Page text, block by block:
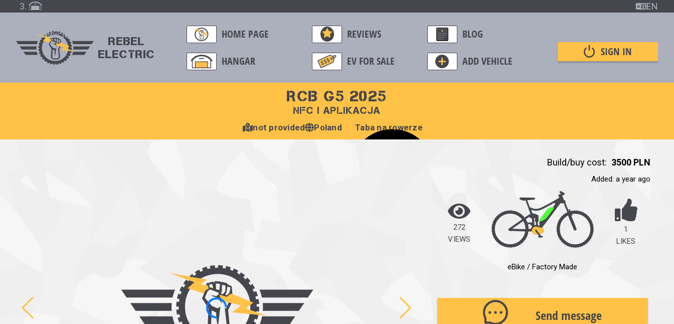
Vehicle
EN
REBEL
ELECTRIC
SIGN IN
HOME PAGE
BLOG
HANGAR
ADD VEHICLE
REVIEWS
EV FOR SALE
RCB G5 2025
NFC I APLIKACJA
not provided Poland Taba na rowerze
Build/buy cost: 3500 PLN
Added: a year ago
272
VIEWS
eBike / Factory Made
1
LIKES
Send message